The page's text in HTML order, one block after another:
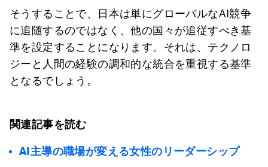
そうすることで、日本は単にグローバルなAI競争
に追随するのではなく、他の国々が追従すべき基
準を設定することになります。それは、テクノロ
ジーと人間の経験の調和的な統合を重視する基準
となるでしょう。
関連記事を読む
AI主導の職場が変える女性のリーダーシップ